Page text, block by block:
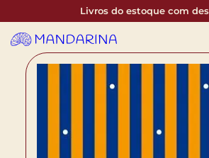
Livros do estoque com